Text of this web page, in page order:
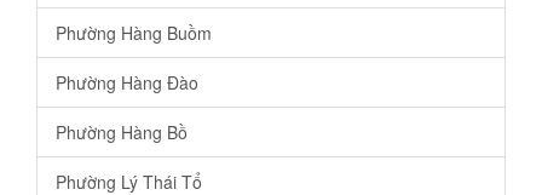
Phường Hàng Buồm
Phường Hàng Đào
Phường Hàng Bồ
Phường Lý Thái Tổ